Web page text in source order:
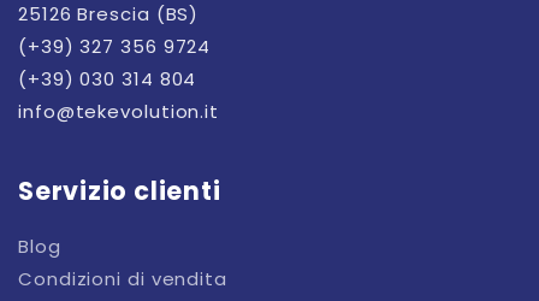
25126 Brescia (BS)
(+39) 327 356 9724
(+39) 030 314 804
info@tekevolution.it
Servizio clienti
Blog
Condizioni di vendita